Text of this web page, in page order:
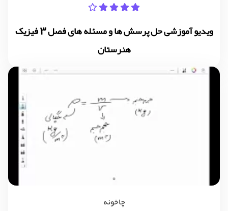
ویدیو آموزشی حل پرسش ها و مسئله های فصل 3 فیزیک
هنرستان
چاخونه